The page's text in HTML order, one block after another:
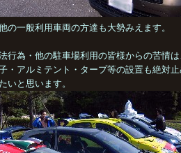
の一般利用車両の方達も大勢みえます。
行為・他の駐車場利用の皆様からの苦情
アルミテント・タープ等の設置も絶対止
たいと思います。